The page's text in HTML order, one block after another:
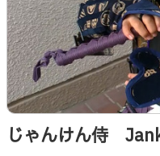
じゃんけん侍